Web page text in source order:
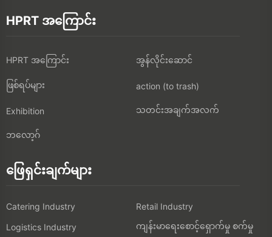
HPRT အကြောင်း
HPRT အကြောင်း အွန်လိုင်းဆောင်
ဖြစ်ရပ်များ action (to trash)
Exhibition သတင်းအချက်အလက်
ဘလော့ဂ်
ဖြေရှင်းချက်များ
Catering Industry
Retail Industry
Logistics Industry
ကျန်းမာရေးစောင့်ရှောက်မှု စက်မှု